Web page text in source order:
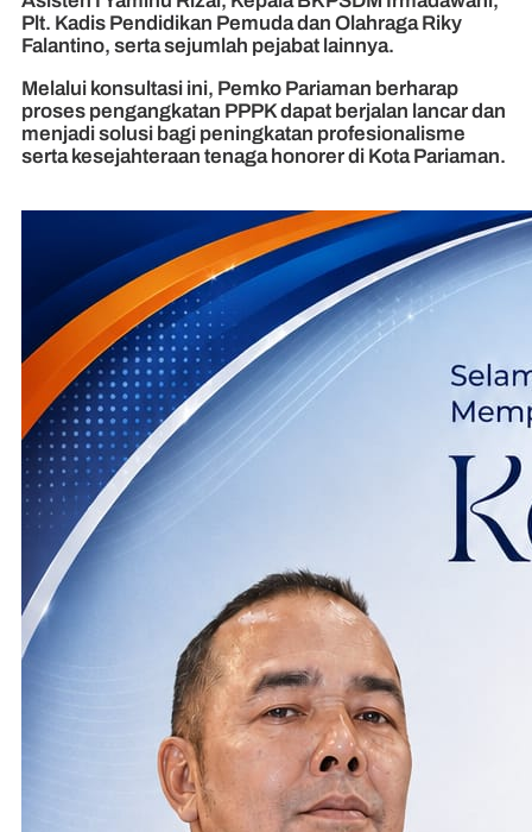
Plt. Kadis Pendidikan Pemuda dan Olahraga Riky
Falantino, serta sejumlah pejabat lainnya.
Melalui konsultasi ini, Pemko Pariaman berharap
proses pengangkatan PPPK dapat berjalan lancar dan
menjadi solusi bagi peningkatan profesionalisme
serta kesejahteraan tenaga honorer di Kota Pariaman.